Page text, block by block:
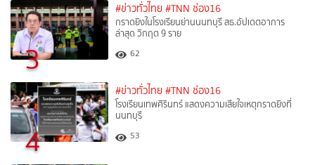
3
#ข่าวทั่วไทย #TNN ช่อง16
กราดยิงในโรงเรียนย่านนนทบุรี สธ.อัปเดตอาการ
ล่าสุด วิกฤต 9 ราย
62
4
#ข่าวทั่วไทย #TNN ช่อง16
โรงเรียนเทพศิรินทร์ แสดงความเสียใจเหตุกราดยิงที่
นนทบุรี
53